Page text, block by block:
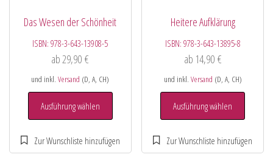
Das Wesen der Schönheit
ISBN:978-3-643-13908-5
ab 29,90€
und inkl.Versand (D, A, CH)
Ausführung wählen
Heitere Aufklärung
ISBN: 978-3-643-13895-8
ab 14,90 €
und inkl. Versand (D, A, CH)
Ausführung wählen